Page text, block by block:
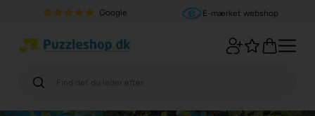
Google E-mærket webshop